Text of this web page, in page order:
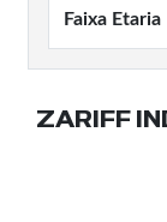
Faixa Etaria
ZARIFF